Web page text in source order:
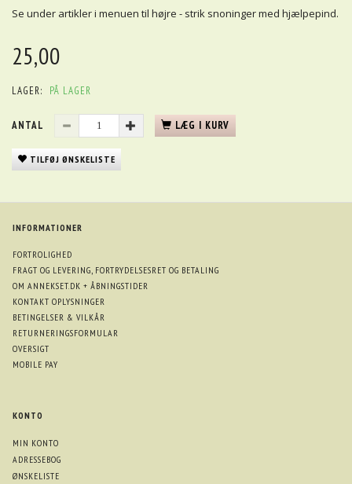
Se under artikler i menuen til højre - strik snoninger med hjælpepind.
25,00
LAGER: PÅ LAGER
ANTAL LÆG I KURV
TILFØJ ØNSKELISTE
INFORMATIONER
FORTROLIGHED
FRAGT OG LEVERING, FORTRYDELSESRET OG BETALING
OM ANNEKSET.DK + ÅBNINGSTIDER
KONTAKT OPLYSNINGER
BETINGELSER & VILKÅR
RETURNERINGSFORMULAR
OVERSIGT
MOBILE PAY
KONTO
MIN KONTO
ADRESSEBOG
ØNSKELISTE